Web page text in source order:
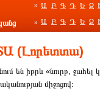
» Ա Բ Գ Դ Ե Զ
» Ա Բ Գ Դ Ե Զ
(Լորետտա)
են իբրև «նուրբ, ջահել
միջոցով։